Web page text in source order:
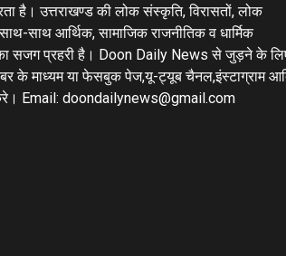
है। उत्तराखण्ड की लोक संस्कृति, विरासतों, लोक
साथ आर्थिक, सामाजिक राजनीतिक व धार्मिक
का सजग प्रहरी है। Doon Daily News से जुड़ने के
के माध्यम या फेसबुक पेज,यू-ट्यूब चैनल,इंस्टाग्राम
Email: doondailynews@gmail.com